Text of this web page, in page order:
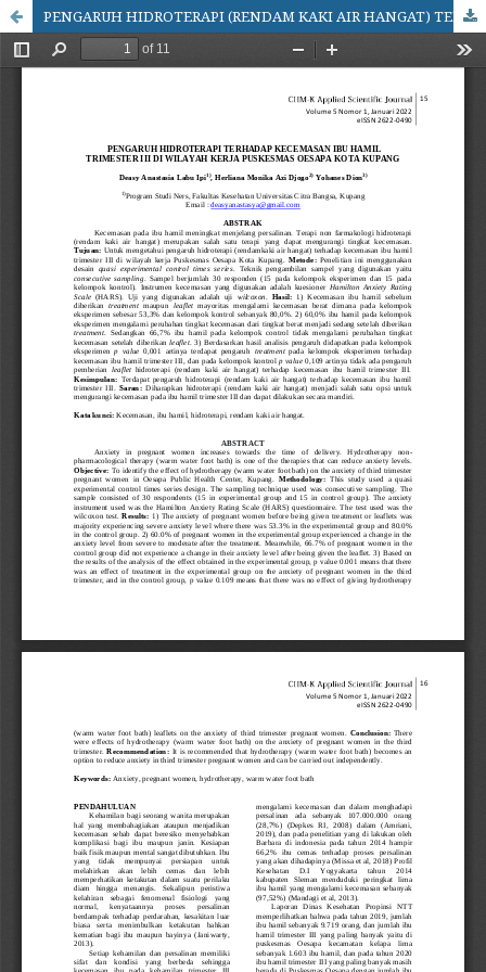
PENGARUH HIDROTERAPI (RENDAM KAKI AIR HANGAT) TERHADAP KECEMASAN IBU HAMIL TRIMESTER III DI WILAYAH KERJA PUSKESMAS OESAPA KOTA KUPANG